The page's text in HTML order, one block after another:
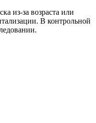
из-за возраста или
В контрольной